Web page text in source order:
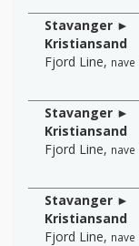
Stavanger ►
Kristiansand
Fjord Line, nave
Stavanger ►
Kristiansand
Fjord Line, nave
Stavanger ►
Kristiansand
Fjord Line, nave